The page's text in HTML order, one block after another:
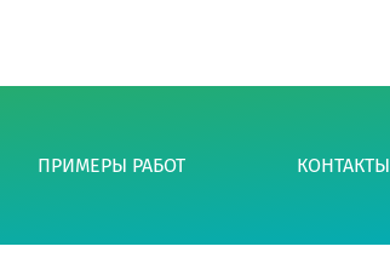
ПРИМЕРЫ РАБОТ КОНТАКТЫ